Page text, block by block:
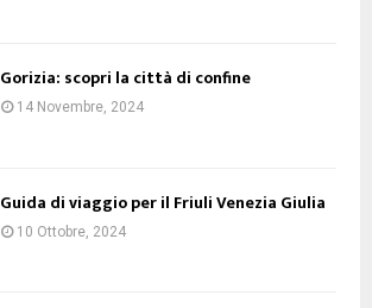
Gorizia: scopri la città di confine
14 Novembre, 2024
Guida di viaggio per il Friuli Venezia Giulia
10 Ottobre, 2024